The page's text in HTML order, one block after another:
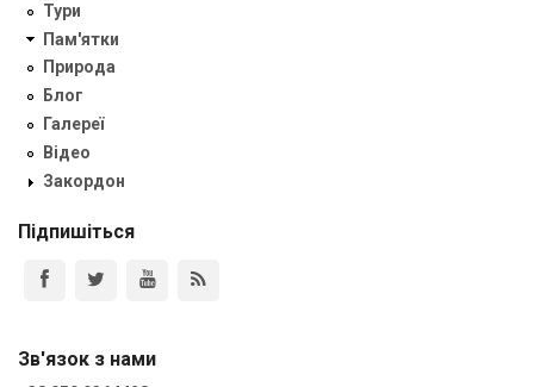
Тури
Пам'ятки
Природа
Блог
Галереї
Відео
Закордон
Підпишіться
Зв'язок з нами